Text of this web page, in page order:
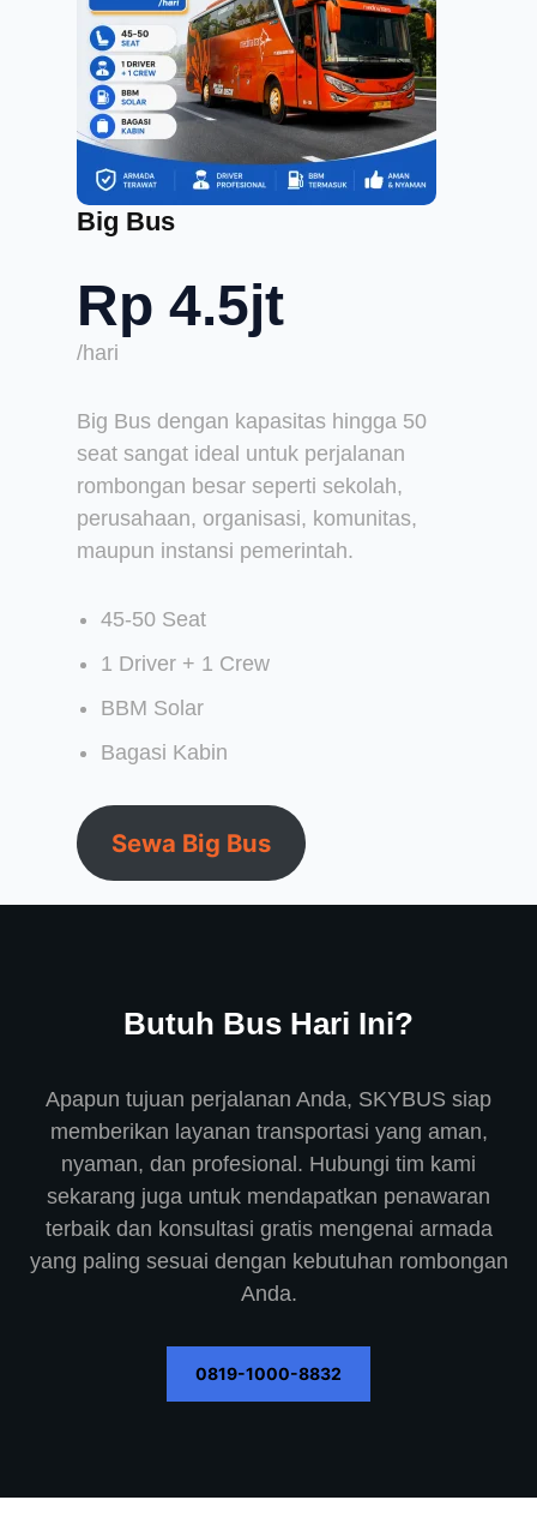
Big Bus
Rp 4.5jt
/hari
Big Bus dengan kapasitas hingga 50
seat sangat ideal untuk perjalanan
rombongan besar seperti sekolah,
perusahaan, organisasi, komunitas,
maupun instansi pemerintah.
45-50 Seat
1 Driver + 1 Crew
BBM Solar
Bagasi Kabin
Sewa Big Bus
Butuh Bus Hari Ini?
Apapun tujuan perjalanan Anda, SKYBUS siap
memberikan layanan transportasi yang aman,
nyaman, dan profesional. Hubungi tim kami
sekarang juga untuk mendapatkan penawaran
terbaik dan konsultasi gratis mengenai armada
yang paling sesuai dengan kebutuhan rombongan
Anda.
0819-1000-8832